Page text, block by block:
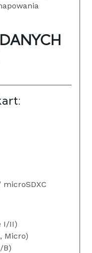
I/II)
Micro)
B)